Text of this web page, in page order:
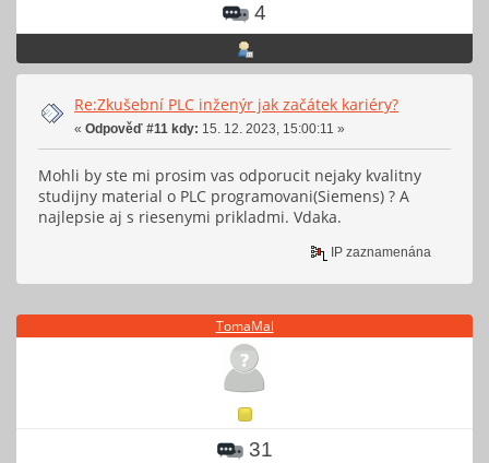
4
Re:Zkušební PLC inženýr jak začátek kariéry?
« Odpověď #11 kdy: 15. 12. 2023, 15:00:11 »
Mohli by ste mi prosim vas odporucit nejaky kvalitny
studijny material o PLC programovani(Siemens) ? A
najlepsie aj s riesenymi prikladmi. Vdaka.
IP zaznamenána
TomaMal
31